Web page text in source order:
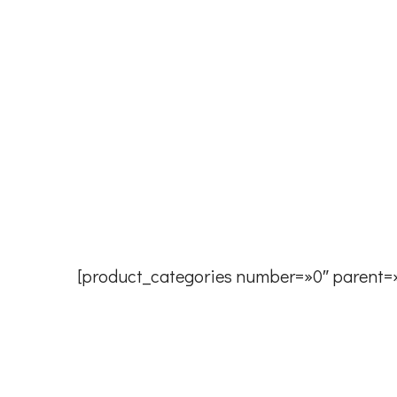
[product_categories number=»0″